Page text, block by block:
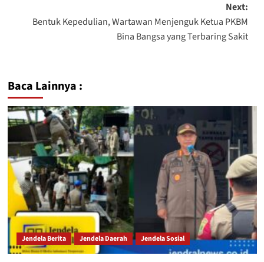
Next:
Bentuk Kepedulian, Wartawan Menjenguk Ketua PKBM
Bina Bangsa yang Terbaring Sakit
Baca Lainnya :
Jendela Berita Jendela Daerah Jendela Sosial